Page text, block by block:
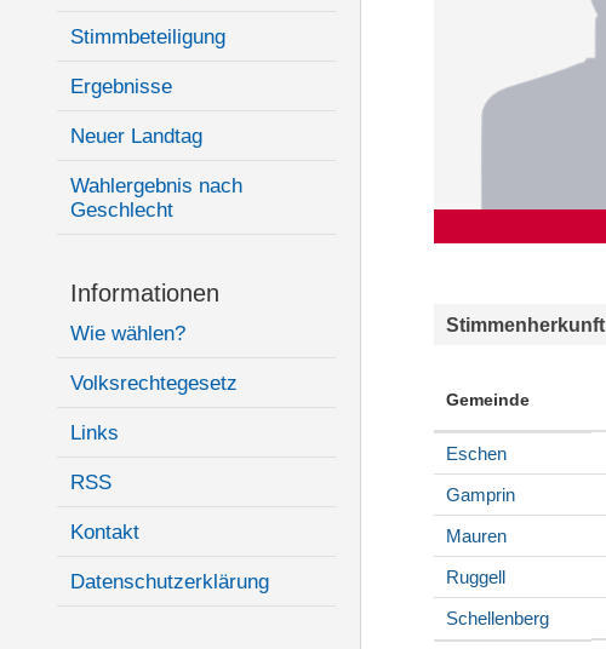
Stimmbeteiligung
Ergebnisse
Neuer Landtag
Wahlergebnis nach
Geschlecht
Informationen
Wie wählen?
Volksrechtegesetz
Links
RSS
Kontakt
Datenschutzerklärung
Stimmenherkunft
Gemeinde
Eschen
Gamprin
Mauren
Ruggell
Schellenberg